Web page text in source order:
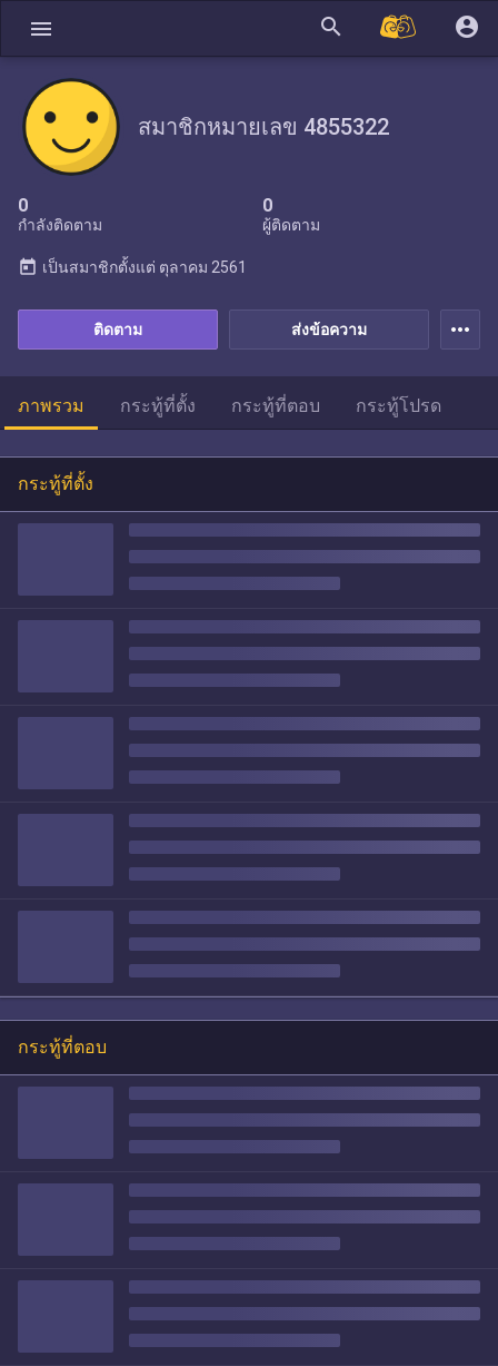
menu search account_circle
สมาชิกหมายเลข 4855322
0
กำลังติดตาม
0
ผู้ติดตาม
ส่งข้อความ
ติดตาม
today เป็นสมาชิกตั้งแต่ ตุลาคม 2561
more_horiz
ภาพรวม กระทู้ที่ตั้ง กระทู้ที่ตอบ กระทู้โปรด
กระทู้ที่ตั้ง
กระทู้ที่ตอบ